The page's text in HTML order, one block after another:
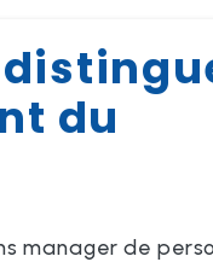
du
manager de